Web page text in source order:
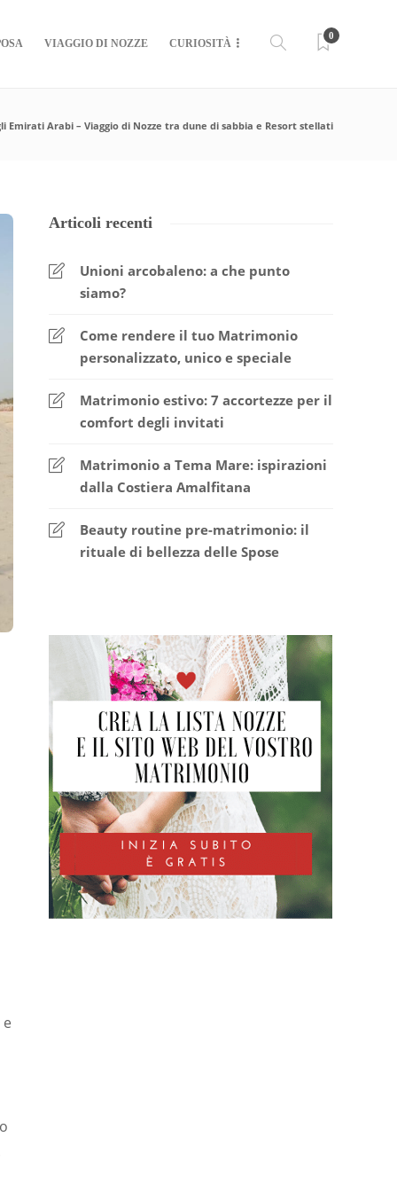
VIAGGIO DI NOZZE CURIOSITÀ
0
Emirati Arabi – Viaggio di Nozze tra dune di sabbia e Resort stellati
Articoli recenti
Unioni arcobaleno: a che punto
siamo?
Come rendere il tuo Matrimonio
personalizzato, unico e speciale
Matrimonio estivo: 7 accortezze per il
comfort degli invitati
Matrimonio a Tema Mare: ispirazioni
dalla Costiera Amalfitana
Beauty routine pre-matrimonio: il
rituale di bellezza delle Spose